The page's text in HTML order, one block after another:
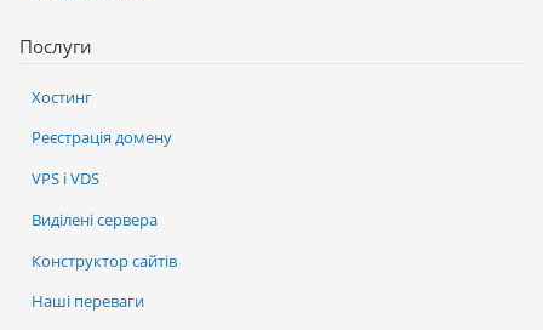
Послуги
Хостинг
Реєстрація домену
VPS і VDS
Виділені сервера
Конструктор сайтів
Наші переваги